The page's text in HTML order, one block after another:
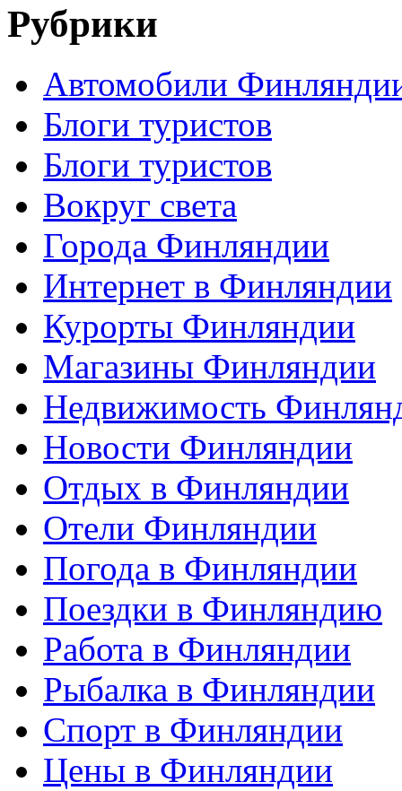
Рубрики
Автомобили
Блоги туристов
Блоги туристов
Вокруг света
Города Финляндии
Интернет в Финляндии
Курорты Финляндии
Магазины Финляндии
Недвижимость
Новости Финляндии
Отдых в Финляндии
Отели Финляндии
Погода в Финляндии
Поездки в Финляндию
Работа в Финляндии
Рыбалка в Финляндии
Спорт в Финляндии
Цены в Финляндии